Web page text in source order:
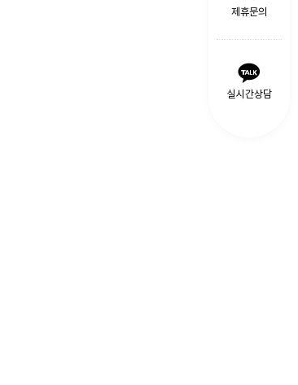
제휴문의
실시간상담